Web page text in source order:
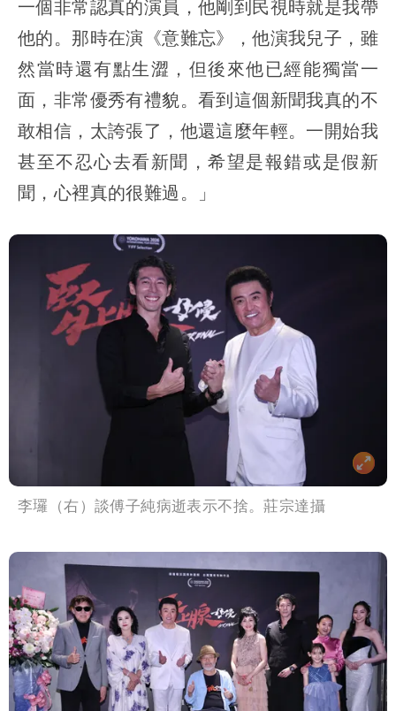
一個非常認真的演員，他剛到民視時就是我帶
他的。那時在演《意難忘》，他演我兒子，雖
然當時還有點生澀，但後來他已經能獨當一
面，非常優秀有禮貌。看到這個新聞我真的不
敢相信，太誇張了，他還這麼年輕。一開始我
甚至不忍心去看新聞，希望是報錯或是假新
聞，心裡真的很難過。」
李㼈（右）談傅子純病逝表示不捨。莊宗達攝